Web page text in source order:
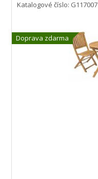
Doprava zdarma
Katalogové číslo: G117007